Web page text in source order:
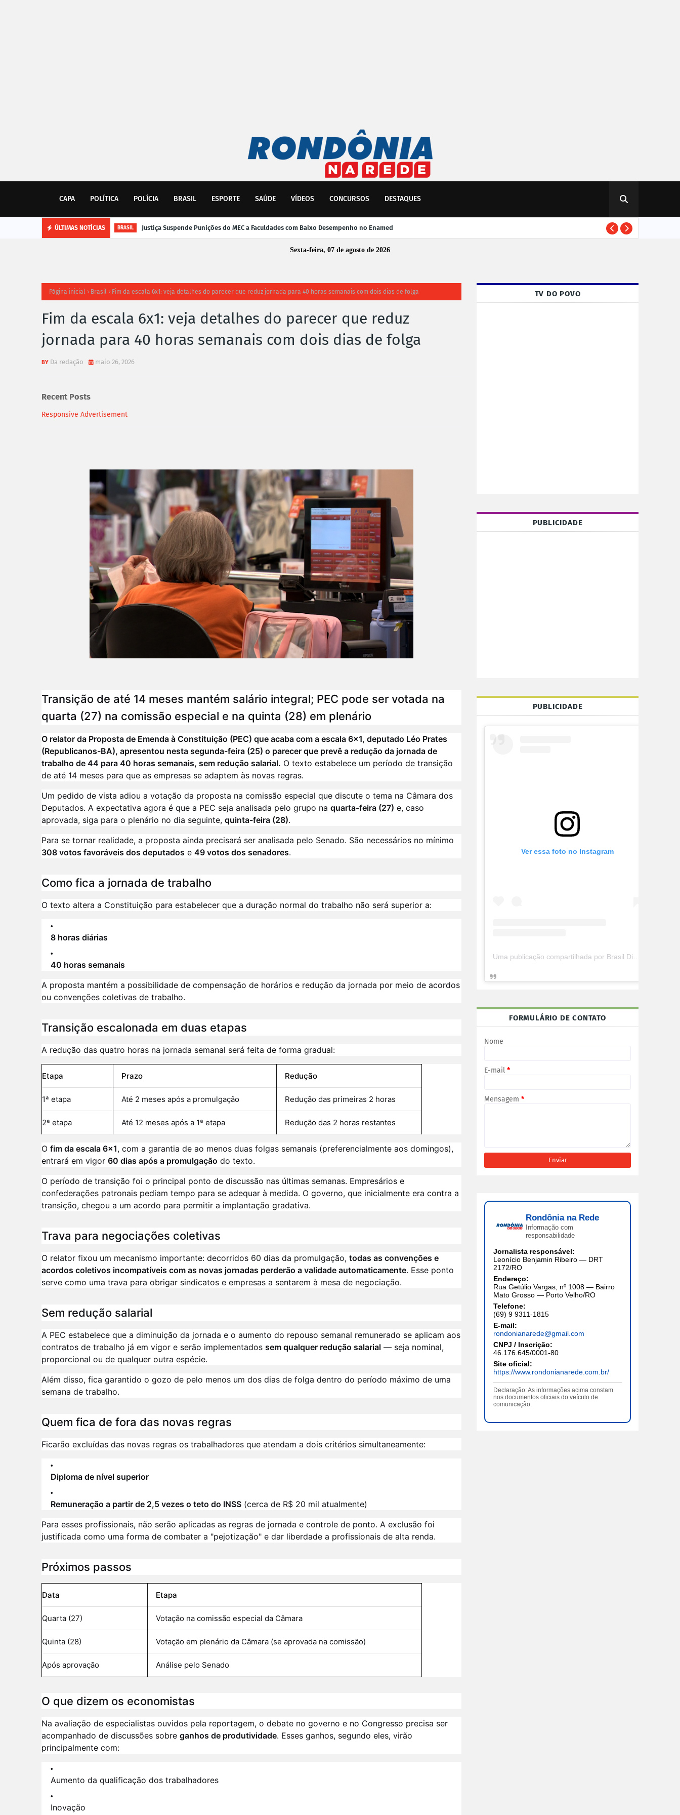
CAPA POLÍTICA POLÍCIA BRASIL ESPORTE SAÚDE VÍDEOS CONCURSOS DESTAQUES
ÚLTIMAS NOTÍCIAS BRASIL Justiça Suspende Punições do MEC a Faculdades com Baixo Desempenho no Enamed
Sexta-feira, 07 de agosto de 2026
Página inicial Brasil Fim da escala 6x1: veja detalhes do parecer que reduz jornada para 40 horas semanais com dois dias de folga
Fim da escala 6x1: veja detalhes do parecer que reduz
jornada para 40 horas semanais com dois dias de folga
Da redação maio 26, 2026
Recent Posts
Responsive Advertisement
Transição de até 14 meses mantém salário integral; PEC pode ser votada na
quarta (27) na comissão especial e na quinta (28) em plenário
O relator da Proposta de Emenda à Constituição (PEC) que acaba com a escala 6x1, deputado Léo Prates
(Republicanos-BA), apresentou nesta segunda-feira (25) o parecer que prevê a redução da jornada de
trabalho de 44 para 40 horas semanais, sem redução salarial. O texto estabelece um período de transição
de até 14 meses para que as empresas se adaptem às novas regras.
Um pedido de vista adiou a votação da proposta na comissão especial que discute o tema na Câmara dos
Deputados. A expectativa agora é que a PEC seja analisada pelo grupo na quarta-feira (27) e, caso
aprovada, siga para o plenário no dia seguinte, quinta-feira (28).
Para se tornar realidade, a proposta ainda precisará ser analisada pelo Senado. São necessários no mínimo
308 votos favoráveis dos deputados e 49 votos dos senadores.
Como fica a jornada de trabalho
O texto altera a Constituição para estabelecer que a duração normal do trabalho não será superior a:
8 horas diárias
40 horas semanais
A proposta mantém a possibilidade de compensação de horários e redução da jornada por meio de acordos
ou convenções coletivas de trabalho.
Transição escalonada em duas etapas
A redução das quatro horas na jornada semanal será feita de forma gradual:
Etapa Prazo Redução
1ª etapa Até 2 meses após a promulgação Redução das primeiras 2 horas
2ª etapa Até 12 meses após a 1ª etapa Redução das 2 horas restantes
O fim da escala 6x1, com a garantia de ao menos duas folgas semanais (preferencialmente aos domingos),
entrará em vigor 60 dias após a promulgação do texto.
O período de transição foi o principal ponto de discussão nas últimas semanas. Empresários e
confederações patronais pediam tempo para se adequar à medida. O governo, que inicialmente era contra a
transição, chegou a um acordo para permitir a implantação gradativa.
Trava para negociações coletivas
O relator fixou um mecanismo importante: decorridos 60 dias da promulgação, todas as convenções e
acordos coletivos incompatíveis com as novas jornadas perderão a validade automaticamente. Esse ponto
serve como uma trava para obrigar sindicatos e empresas a sentarem à mesa de negociação.
Sem redução salarial
A PEC estabelece que a diminuição da jornada e o aumento do repouso semanal remunerado se aplicam aos
contratos de trabalho já em vigor e serão implementados sem qualquer redução salarial — seja nominal,
proporcional ou de qualquer outra espécie.
Além disso, fica garantido o gozo de pelo menos um dos dias de folga dentro do período máximo de uma
semana de trabalho.
Quem fica de fora das novas regras
Ficarão excluídas das novas regras os trabalhadores que atendam a dois critérios simultaneamente:
Diploma de nível superior
Remuneração a partir de 2,5 vezes o teto do INSS (cerca de R$ 20 mil atualmente)
Para esses profissionais, não serão aplicadas as regras de jornada e controle de ponto. A exclusão foi
justificada como uma forma de combater a "pejotização" e dar liberdade a profissionais de alta renda.
Próximos passos
Data Etapa
Quarta (27) Votação na comissão especial da Câmara
Quinta (28) Votação em plenário da Câmara (se aprovada na comissão)
Após aprovação Análise pelo Senado
O que dizem os economistas
Na avaliação de especialistas ouvidos pela reportagem, o debate no governo e no Congresso precisa ser
acompanhado de discussões sobre ganhos de produtividade. Esses ganhos, segundo eles, virão
principalmente com:
Aumento da qualificação dos trabalhadores
Inovação
TV DO POVO
PUBLICIDADE
PUBLICIDADE
Ver essa foto no Instagram
FORMULÁRIO DE CONTATO
Nome
E-mail *
Mensagem *
Rondônia na Rede
Informação com
responsabilidade
Jornalista responsável:
Leonício Benjamin Ribeiro — DRT
2172/RO
Endereço:
Rua Getúlio Vargas, nº 1008 — Bairro
Mato Grosso — Porto Velho/RO
Telefone:
(69) 9 9311-1815
E-mail:
rondonianarede@gmail.com
CNPJ / Inscrição:
46.176.645/0001-80
Site oficial:
https://www.rondonianarede.com.br/
Declaração: As informações acima constam
nos documentos oficiais do veículo de
comunicação.